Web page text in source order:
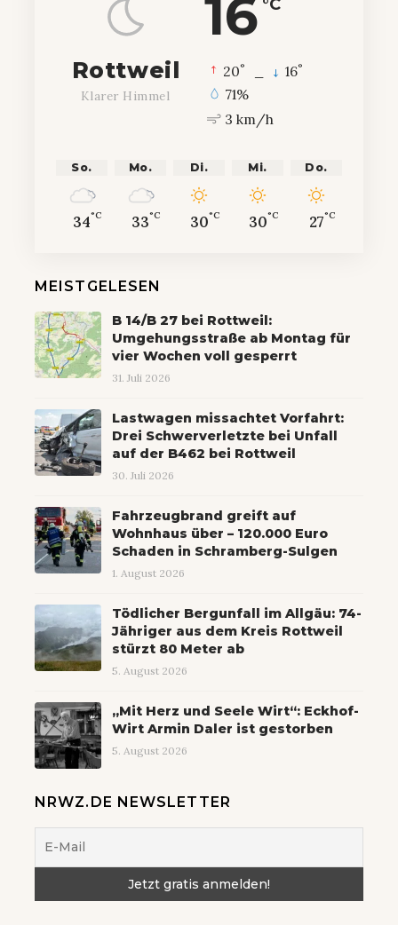
16 °C
Rottweil
Klarer Himmel
20° 16°
71%
3 km/h
So.
34°C
Mo.
33°C
Di.
30°C
Mi.
30°C
Do.
27°C
MEISTGELESEN
B 14/B 27 bei Rottweil:
Umgehungsstraße ab Montag für
vier Wochen voll gesperrt
31. Juli 2026
Lastwagen missachtet Vorfahrt:
Drei Schwerverletzte bei Unfall
auf der B462 bei Rottweil
30. Juli 2026
Fahrzeugbrand greift auf
Wohnhaus über – 120.000 Euro
Schaden in Schramberg-Sulgen
1. August 2026
Tödlicher Bergunfall im Allgäu: 74-
Jähriger aus dem Kreis Rottweil
stürzt 80 Meter ab
5. August 2026
„Mit Herz und Seele Wirt“: Eckhof-
Wirt Armin Daler ist gestorben
5. August 2026
NRWZ.DE NEWSLETTER